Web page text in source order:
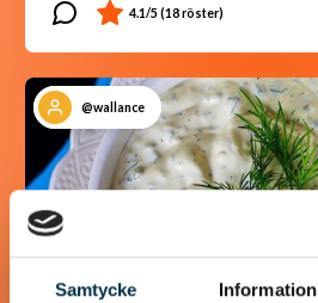
Samtycke Information
@wallance